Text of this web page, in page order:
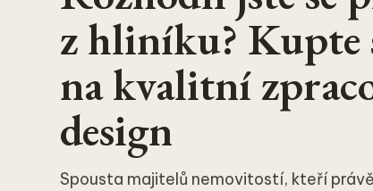
z hliníku? Kupte
na kvalitní
design
Spousta majitelů nemovitostí, kteří